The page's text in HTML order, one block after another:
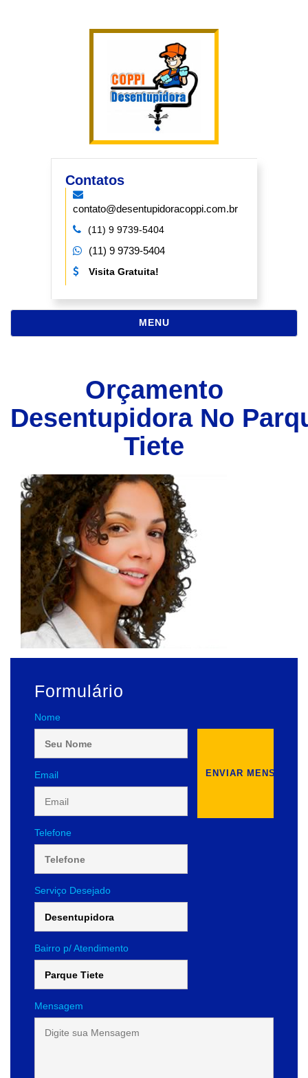
Contatos
contato@desentupidoracoppi.com.br
(11) 9 9739-5404
(11) 9 9739-5404
Visita Gratuita!
MENUNAVEGAÇÃO
Orçamento
Desentupidora No
Tiete
Formulário
Nome
Email
Telefone
Serviço Desejado
Bairro p/ Atendimento
Mensagem